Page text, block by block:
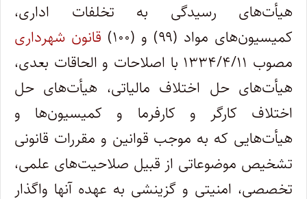
هیأت‌های رسیدگی به تخلفات اداری،
کمیسیون‌های مواد (۹۹) و (۱۰۰)
قانون شهرداری
مصوب ۱۳۳۴/۴/۱۱ با اصلاحات و الحاقات بعدی،
هیأت‌های حل اختلاف مالیاتی، هیأت‌های حل
اختلاف کارگر و کارفرما و کمیسیون‌ها و
هیأت‌هایی که به موجب قوانین و مقررات قانونی
تشخیص موضوعاتی از قبیل صلاحیت‌های علمی،
تخصصی، امنیتی و گزینشی به عهده آنها واگذار